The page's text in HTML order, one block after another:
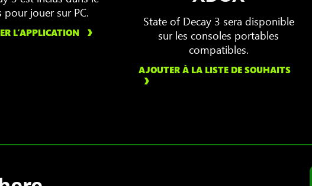
pour jouer sur PC.
L’APPLICATION
State of Decay 3 sera disponible
sur les consoles portables
compatibles.
AJOUTER À LA LISTE DE SOUHAITS